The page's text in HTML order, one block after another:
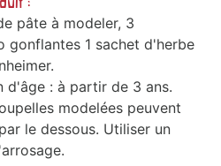
pâte à modeler, 3
gonflantes 1 sachet d'herbe
d'âge : à partir de 3 ans.
modelées peuvent
le dessous. Utiliser un